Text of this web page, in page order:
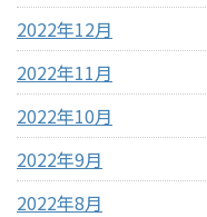
2022年12月
2022年11月
2022年10月
2022年9月
2022年8月